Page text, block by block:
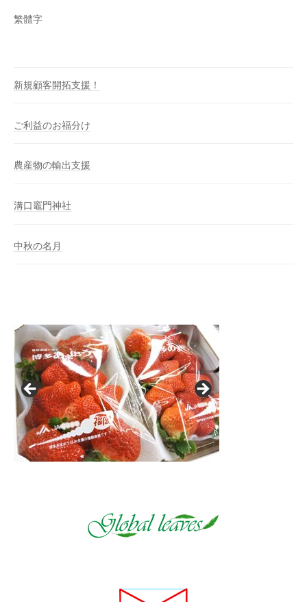
繁體字
新規顧客開拓支援！
ご利益のお福分け
農産物の輸出支援
溝口竈門神社
中秋の名月